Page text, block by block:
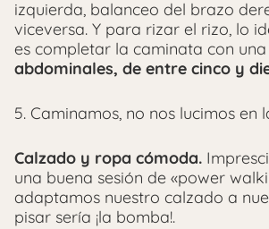
izquierda, balanceo del brazo
viceversa. Y para rizar el rizo, lo
es completar la caminata con una
abdominales, de entre cinco y
5. Caminamos, no nos lucimos en
Calzado y ropa cómoda.
una buena sesión de «power
adaptamos nuestro calzado a
pisar sería ¡la bomba!.